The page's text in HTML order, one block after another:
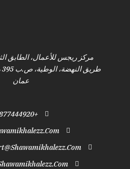
مركز ريجس للأعمال، الطابق
عمان
+96877444920